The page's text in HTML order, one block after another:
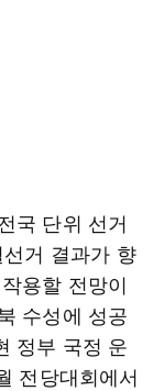
국 단위 선거
거 결과가 향
용할 전망이
수성에 성공
정부 국정 운
전당대회에서